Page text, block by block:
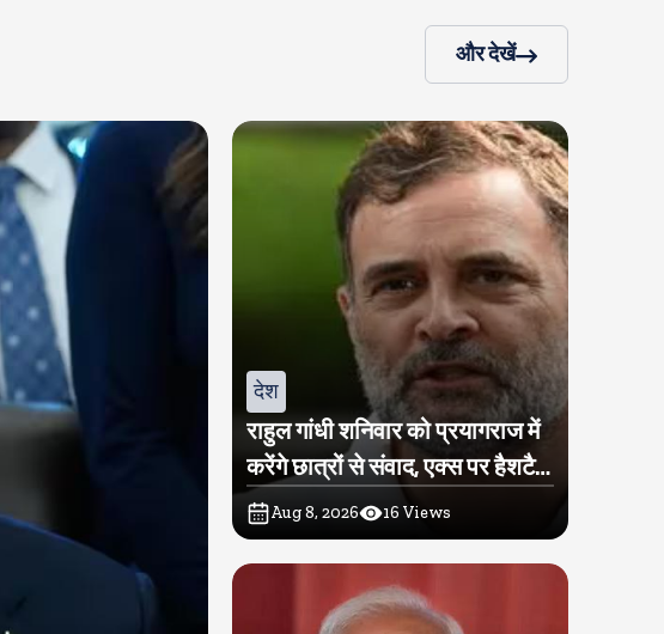
और देखें
देश
राहुल गांधी शनिवार को प्रयागराज में
करेंगे छात्रों से संवाद, एक्स पर हैशटैग
चलाया
Aug 8, 2026 16 Views